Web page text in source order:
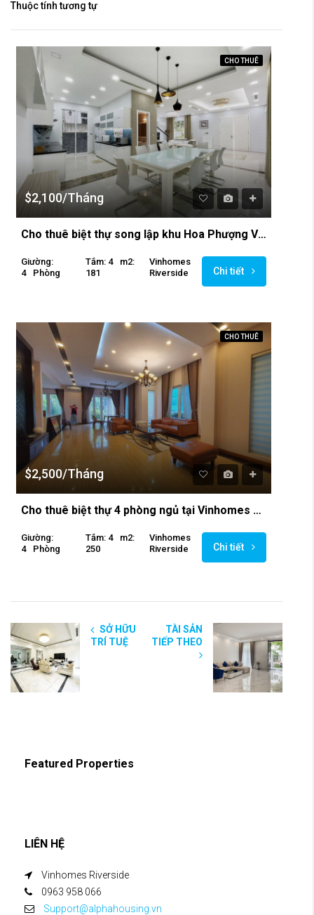
Thuộc tính tương tự
CHO THUÊ
$2,100/Tháng
Cho thuê biệt thự song lập khu Hoa Phượng Vinhomes Riverside
Giường:
4
Phòng
Tắm: 4
M2:
181
Vinhomes
Riverside
Chi tiết
CHO THUÊ
$2,500/Tháng
Cho thuê biệt thự 4 phòng ngủ tại Vinhomes Riverside
Giường:
4
Phòng
Tắm: 4
M2:
250
Vinhomes
Riverside
Chi tiết
SỞ HỮU
TRÍ TUỆ
TÀI SẢN
TIẾP THEO
Featured Properties
LIÊN HỆ
Vinhomes Riverside
0963 958 066
Support@alphahousing.vn